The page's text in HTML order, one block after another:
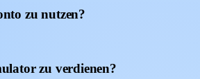
zu nutzen?
zu verdienen?